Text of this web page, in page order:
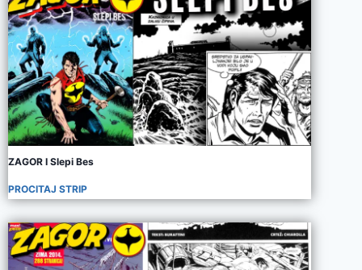
ZAGOR I Slepi Bes
PROCITAJ STRIP